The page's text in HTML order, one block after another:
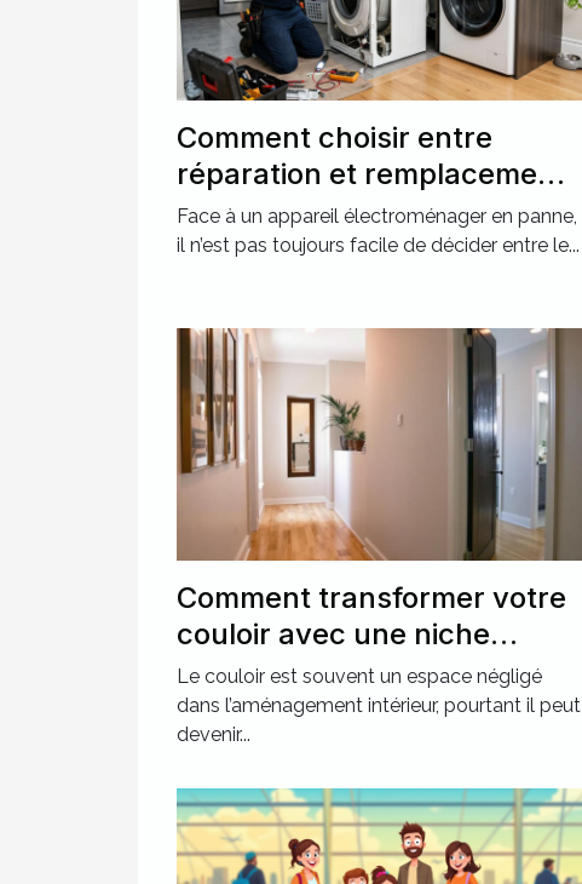
Comment choisir entre
réparation et remplacement
pour votre électroménager ?
Face à un appareil électroménager en panne,
il n’est pas toujours facile de décider entre le...
Comment transformer votre
couloir avec une niche
murale ?
Le couloir est souvent un espace négligé
dans l’aménagement intérieur, pourtant il peut
devenir...